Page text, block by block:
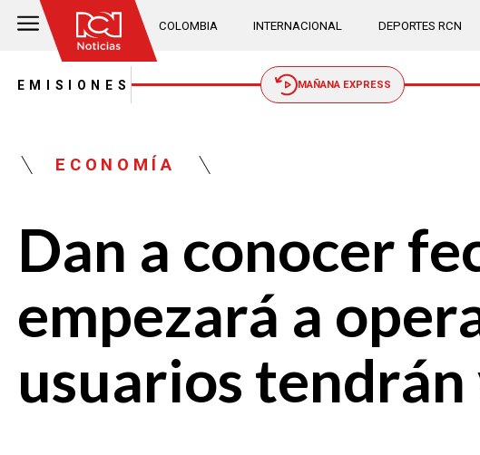
COLOMBIA INTERNACIONAL DEPORTES RCN
EMISIONES MAÑANA EXPRESS
ECONOMÍA
Dan a conocer
empezará a
usuarios